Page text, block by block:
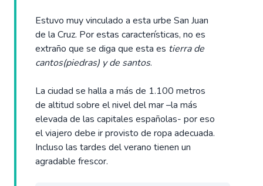
Estuvo muy vinculado a esta urbe San Juan
de la Cruz. Por estas características, no es
extraño que se diga que esta es tierra de
cantos(piedras) y de santos.
La ciudad se halla a más de 1.100 metros
de altitud sobre el nivel del mar –la más
elevada de las capitales españolas- por eso
el viajero debe ir provisto de ropa adecuada.
Incluso las tardes del verano tienen un
agradable frescor.